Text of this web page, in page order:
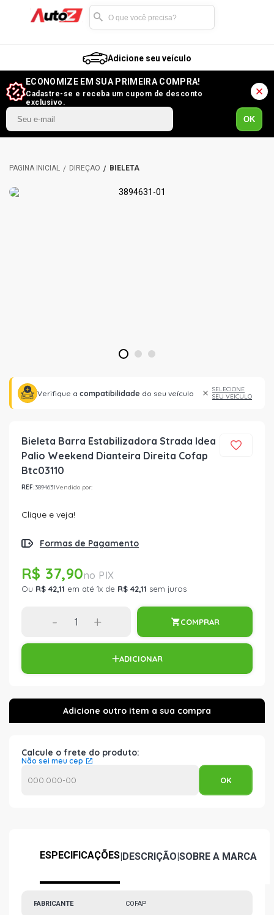
Adicione seu veículo
ECONOMIZE EM SUA PRIMEIRA COMPRA!
Cadastre-se e receba um cupom de desconto
exclusivo.
OK
DIREÇÃO BIELETA
1 2 3
Verifique a compatibilidade do seu veículo
SELECIONE
SEU VEÍCULO
Bieleta Barra Estabilizadora Strada Idea
Palio Weekend Dianteira Direita Cofap
Btc03110
REF:3894631Vendido por:
Clique e veja!
Formas de Pagamento
R$ 37,90
Ou R$ 42,11 em até 1x de R$ 42,11 sem juros
- + COMPRAR
ADICIONAR
Calcule o frete do produto:
Não sei meu cep
ESPECIFICAÇÕES|DESCRIÇÃO|SOBRE A MARCA
FABRICANTE COFAP